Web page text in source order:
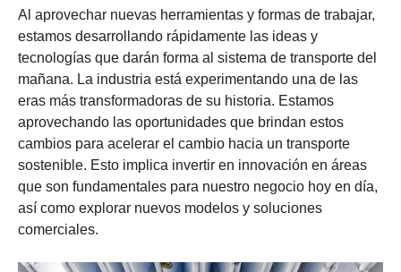
Al aprovechar nuevas herramientas y formas de trabajar,
estamos desarrollando rápidamente las ideas y
tecnologías que darán forma al sistema de transporte del
mañana. La industria está experimentando una de las
eras más transformadoras de su historia. Estamos
aprovechando las oportunidades que brindan estos
cambios para acelerar el cambio hacia un transporte
sostenible. Esto implica invertir en innovación en áreas
que son fundamentales para nuestro negocio hoy en día,
así como explorar nuevos modelos y soluciones
comerciales.